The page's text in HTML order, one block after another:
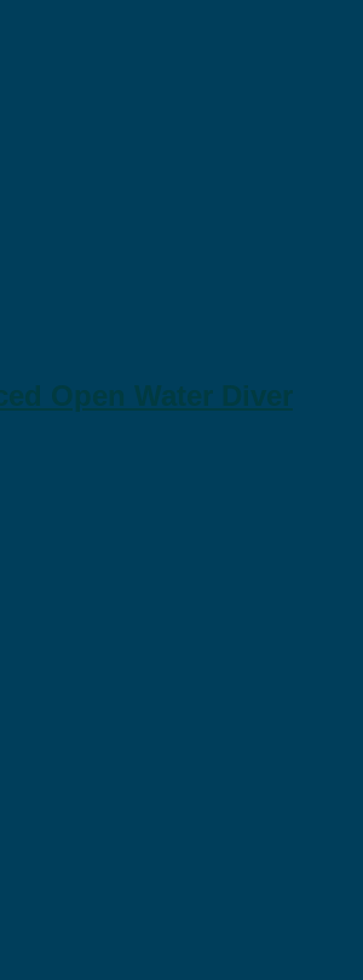
Open Water Diver